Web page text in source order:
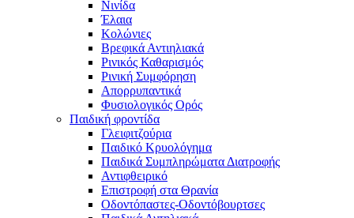
Νινίδα
Έλαια
Κολώνιες
Βρεφικά Αντιηλιακά
Ρινικός Καθαρισμός
Ρινική Συμφόρηση
Απορρυπαντικά
Φυσιολογικός Ορός
Παιδική φροντίδα
Γλειφιτζούρια
Παιδικό Κρυολόγημα
Παιδικά Συμπληρώματα Διατροφής
Αντιφθειρικό
Επιστροφή στα Θρανία
Οδοντόπαστες-Οδοντόβουρτσες